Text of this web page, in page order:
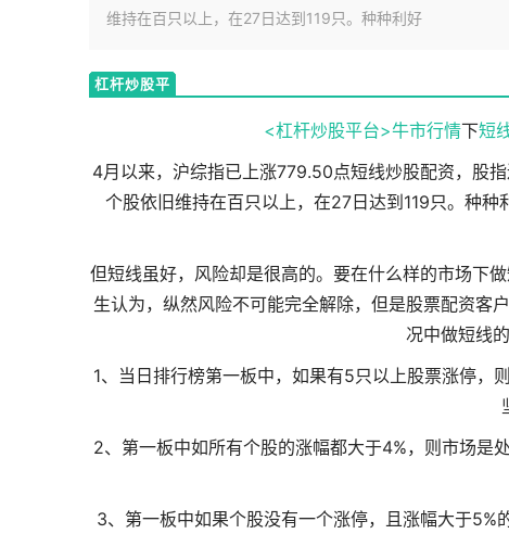
维持在百只以上，在27日达到119只。种种利好
杠杆炒股平
<杠杆炒股平台>牛市行情下短
4月以来，沪综指已上涨779.50点短线炒股配资，股
个股依旧维持在百只以上，在27日达到119只。种种
但短线虽好，风险却是很高的。要在什么样的市场下
生认为，纵然风险不可能完全解除，但是股票配资客
况中做短线
1、当日排行榜第一板中，如果有5只以上股票涨停，
2、第一板中如所有个股的涨幅都大于4%，则市场是
3、第一板中如果个股没有一个涨停，且涨幅大于